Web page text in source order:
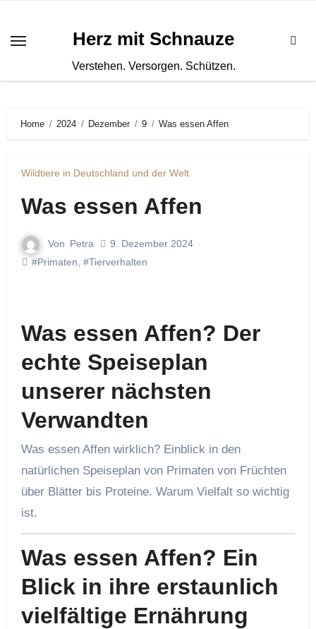
springen
Herz mit Schnauze
Verstehen. Versorgen. Schützen.
Home 2024 Dezember 9 Was essen Affen
Wildtiere in Deutschland und der Welt
Was essen Affen
Von Petra
9. Dezember 2024
#Primaten #Tierverhalten
Was essen Affen? Der
echte Speiseplan
unserer nächsten
Verwandten
Was essen Affen wirklich? Einblick in den
natürlichen Speiseplan von Primaten von Früchten
über Blätter bis Proteine. Warum Vielfalt so wichtig
ist.
Was essen Affen? Ein
Blick in ihre erstaunlich
vielfältige Ernährung